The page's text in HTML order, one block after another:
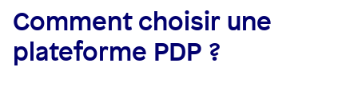
Comment choisir une
plateforme PDP ?